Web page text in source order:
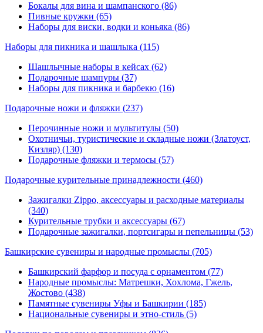
Бокалы для вина и шампанского (86)
Пивные кружки (65)
Наборы для виски, водки и коньяка (86)
Наборы для пикника и шашлыка (115)
Шашлычные наборы в кейсах (62)
Подарочные шампуры (37)
Наборы для пикника и барбекю (16)
Подарочные ножи и фляжки (237)
Перочинные ножи и мультитулы (50)
Охотничьи, туристические и складные ножи (Златоуст,
Кизляр) (130)
Подарочные фляжки и термосы (57)
Подарочные курительные принадлежности (460)
Зажигалки Zippo, аксессуары и расходные материалы
(340)
Курительные трубки и аксессуары (67)
Подарочные зажигалки, портсигары и пепельницы (53)
Башкирские сувениры и народные промыслы (705)
Башкирский фарфор и посуда с орнаментом (77)
Народные промыслы: Матрешки, Хохлома, Гжель,
Жостово (438)
Памятные сувениры Уфы и Башкирии (185)
Национальные сувениры и этно-стиль (5)